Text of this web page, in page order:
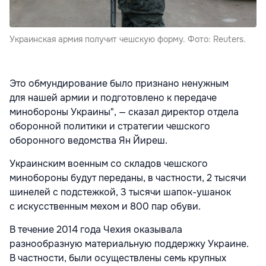
Украинская армия получит чешскую форму. Фото: Reuters.
Это обмундирование было признано ненужным
для нашей армии и подготовлено к передаче
минобороны Украины", — сказал директор отдела
оборонной политики и стратегии чешского
оборонного ведомства Ян Йиреш.
Украинским военным со складов чешского
минобороны будут переданы, в частности, 2 тысячи
шинелей с подстежкой, 3 тысячи шапок-ушанок
с искусственным мехом и 800 пар обуви.
В течение 2014 года Чехия оказывала
разнообразную материальную поддержку Украине.
В частности, были осуществлены семь крупных